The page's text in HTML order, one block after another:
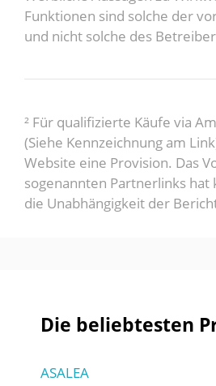
Funktionen sind solche der
und nicht solche des
² Für qualifizierte Käufe via
(Siehe Kennzeichnung am
Website eine Provision. Das
sogenannten Partnerlinks hat
die Unabhängigkeit der
Die beliebtesten
ASALEA